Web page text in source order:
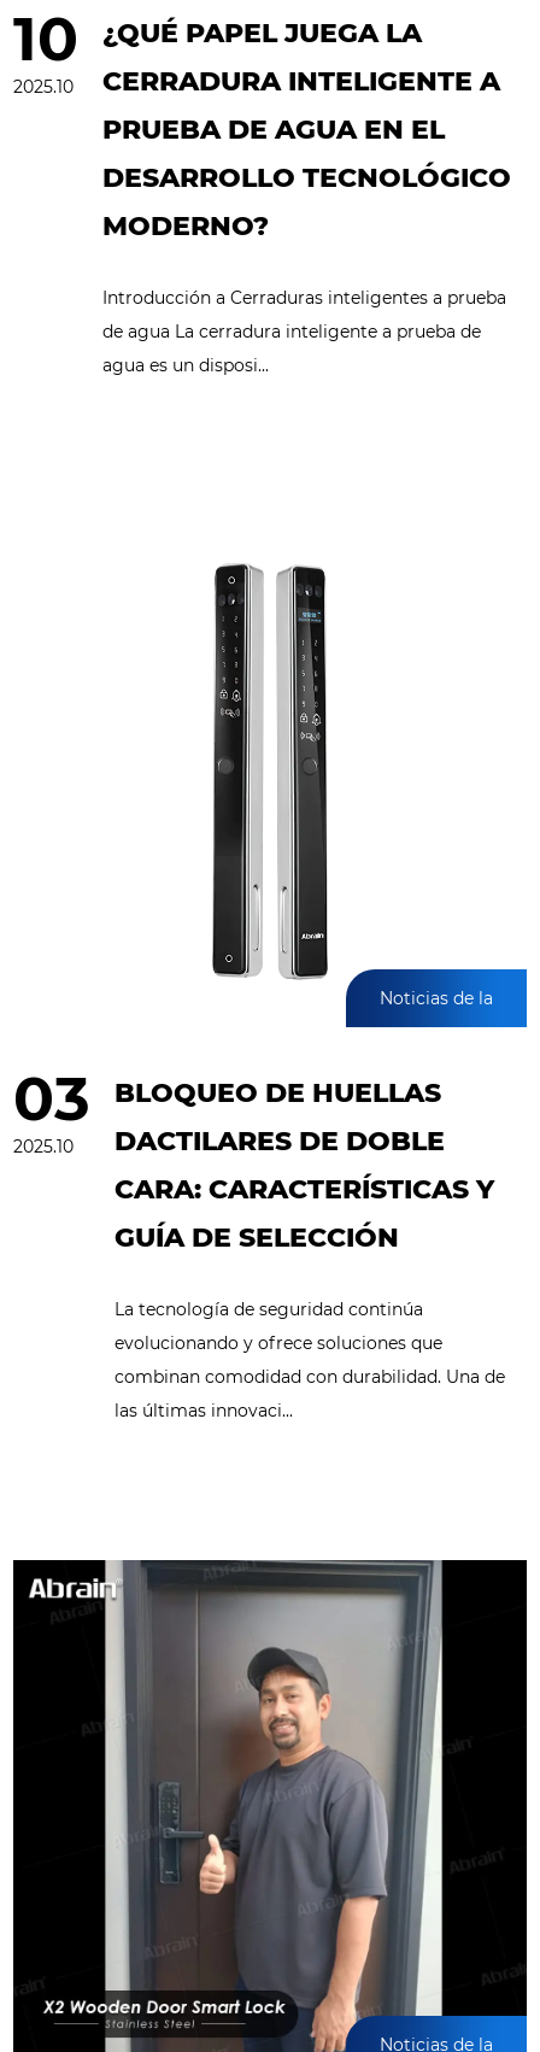
10
2025.10
¿QUÉ PAPEL JUEGA LA
CERRADURA INTELIGENTE A
PRUEBA DE AGUA EN EL
DESARROLLO TECNOLÓGICO
MODERNO?
Introducción a Cerraduras inteligentes a prueba
de agua La cerradura inteligente a prueba de
agua es un disposi...
Noticias de la
03
2025.10
BLOQUEO DE HUELLAS
DACTILARES DE DOBLE
CARA: CARACTERÍSTICAS Y
GUÍA DE SELECCIÓN
La tecnología de seguridad continúa
evolucionando y ofrece soluciones que
combinan comodidad con durabilidad. Una de
las últimas innovaci...
Noticias de la